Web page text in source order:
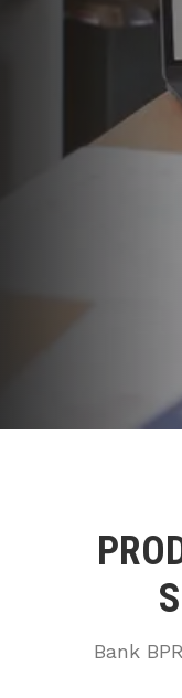
Menjadi mitra
Tanjungpinang
yang mudah,
berkomitmen
untuk membantu
Bank